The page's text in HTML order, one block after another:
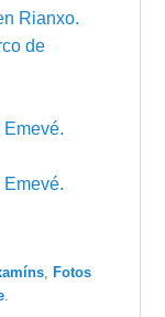
Rianxo.
de
Emevé.
Emevé.
Fotos